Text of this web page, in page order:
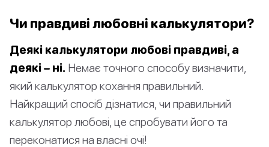
Чи правдиві любовні калькулятори?
Деякі калькулятори любові правдиві, а
деякі – ні. Немає точного способу визначити,
який калькулятор кохання правильний.
Найкращий спосіб дізнатися, чи правильний
калькулятор любові, це спробувати його та
переконатися на власні очі!